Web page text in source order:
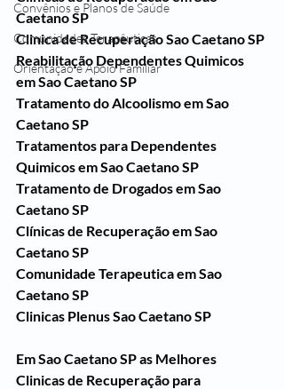
Convênios e Planos de Saúde
Comunidades Terapêuticas
Orientação e Apoio Familiar
Caetano SP
Clinica de Recuperação Sao Caetano SP
Reabilitação Dependentes Quimicos
em Sao Caetano SP
Tratamento do Alcoolismo em Sao
Caetano SP
Tratamentos para Dependentes
Quimicos em Sao Caetano SP
Tratamento de Drogados em Sao
Caetano SP
Clínicas de Recuperação em Sao
Caetano SP
Comunidade Terapeutica em Sao
Caetano SP
Clinicas Plenus Sao Caetano SP
Em Sao Caetano SP as Melhores
Clinicas de Recuperação para